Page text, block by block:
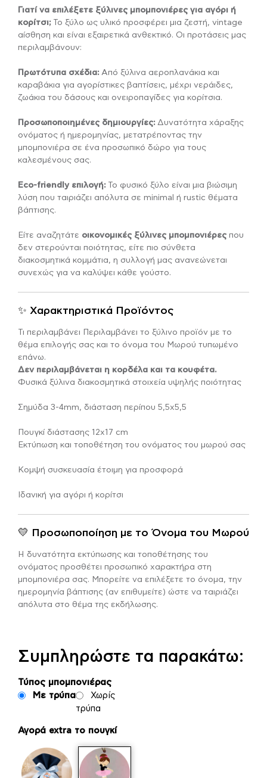
Γιατί να επιλέξετε ξύλινες μπομπονιέρες για αγόρι ή
κορίτσι; Το ξύλο ως υλικό προσφέρει μια ζεστή, vintage
αίσθηση και είναι εξαιρετικά ανθεκτικό. Οι προτάσεις μας
περιλαμβάνουν:
Πρωτότυπα σχέδια: Από ξύλινα αεροπλανάκια και
καραβάκια για αγορίστικες βαπτίσεις, μέχρι νεράιδες,
ζωάκια του δάσους και ονειροπαγίδες για κορίτσια.
Προσωποποιημένες δημιουργίες: Δυνατότητα χάραξης
ονόματος ή ημερομηνίας, μετατρέποντας την
μπομπονιέρα σε ένα προσωπικό δώρο για τους
καλεσμένους σας.
Eco-friendly επιλογή: Το φυσικό ξύλο είναι μια βιώσιμη
λύση που ταιριάζει απόλυτα σε minimal ή rustic θέματα
βάπτισης.
Είτε αναζητάτε οικονομικές ξύλινες μπομπονιέρες που
δεν στερούνται ποιότητας, είτε πιο σύνθετα
διακοσμητικά κομμάτια, η συλλογή μας ανανεώνεται
συνεχώς για να καλύψει κάθε γούστο.
✨ Χαρακτηριστικά Προϊόντος
Τι περιλαμβάνει Περιλαμβάνει το ξύλινο προϊόν με το
θέμα επιλογής σας και το όνομα του Μωρού τυπωμένο
επάνω.
Δεν περιλαμβάνεται η κορδέλα και τα κουφέτα.
Φυσικά ξύλινα διακοσμητικά στοιχεία υψηλής ποιότητας
Σημύδα 3-4mm, διάσταση περίπου 5,5χ5,5
Πουγκί διάστασης 12χ17 cm
Εκτύπωση και τοποθέτηση του ονόματος του μωρού σας
Κομψή συσκευασία έτοιμη για προσφορά
Ιδανική για αγόρι ή κορίτσι
💛 Προσωποποίηση με το Όνομα του Μωρού
Η δυνατότητα εκτύπωσης και τοποθέτησης του
ονόματος προσθέτει προσωπικό χαρακτήρα στη
μπομπονιέρα σας. Μπορείτε να επιλέξετε το όνομα, την
ημερομηνία βάπτισης (αν επιθυμείτε) ώστε να ταιριάζει
απόλυτα στο θέμα της εκδήλωσης.
Συμπληρώστε τα παρακάτω:
Τύπος μπομπονιέρας
Με τρύπα
Χωρίς
τρύπα
Αγορά extra το πουγκί